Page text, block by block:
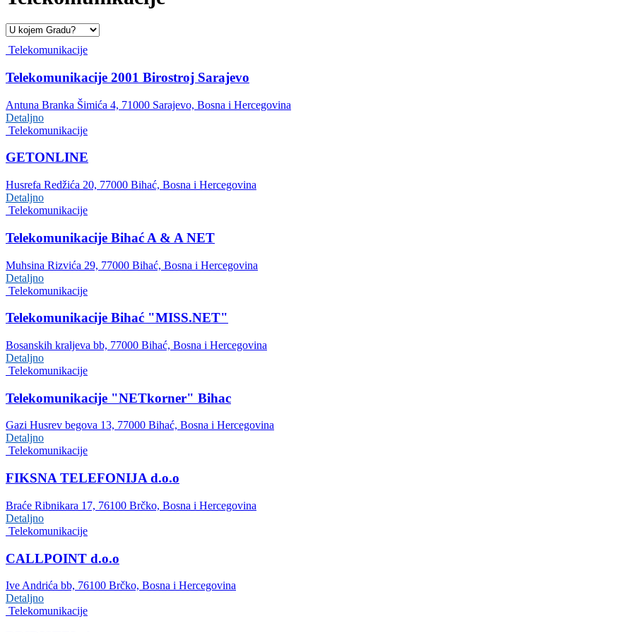
Telekomunikacije
Telekomunikacije 2001 Birostroj Sarajevo
Antuna Branka Šimića 4, 71000 Sarajevo, Bosna i Hercegovina
Detaljno
Telekomunikacije
GETONLINE
Husrefa Redžića 20, 77000 Bihać, Bosna i Hercegovina
Detaljno
Telekomunikacije
Telekomunikacije Bihać A & A NET
Muhsina Rizvića 29, 77000 Bihać, Bosna i Hercegovina
Detaljno
Telekomunikacije
Telekomunikacije Bihać "MISS.NET"
Bosanskih kraljeva bb, 77000 Bihać, Bosna i Hercegovina
Detaljno
Telekomunikacije
Telekomunikacije "NETkorner" Bihac
Gazi Husrev begova 13, 77000 Bihać, Bosna i Hercegovina
Detaljno
Telekomunikacije
FIKSNA TELEFONIJA d.o.o
Braće Ribnikara 17, 76100 Brčko, Bosna i Hercegovina
Detaljno
Telekomunikacije
CALLPOINT d.o.o
Ive Andrića bb, 76100 Brčko, Bosna i Hercegovina
Detaljno
Telekomunikacije